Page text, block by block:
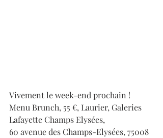
Vivement le week-end prochain !
Menu Brunch, 55 €, Laurier, Galeries
Lafayette Champs Elysées,
60 avenue des Champs-Elysées, 75008